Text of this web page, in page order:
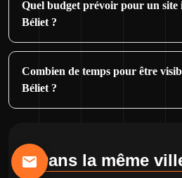
Quel budget prévoir pour un site
Béliet ?
Combien de temps pour être
Béliet ?
Dans la même